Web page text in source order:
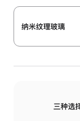
纳米纹理玻璃
三种选